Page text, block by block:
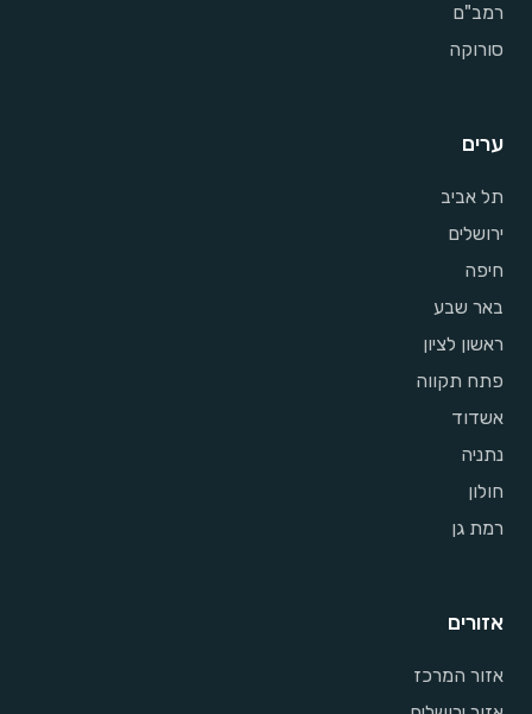
רמב"ם
סורוקה
ערים
תל אביב
ירושלים
חיפה
באר שבע
ראשון לציון
פתח תקווה
אשדוד
נתניה
חולון
רמת גן
אזורים
אזור המרכז